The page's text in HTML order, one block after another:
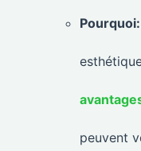
Pourquoi:
peuvent